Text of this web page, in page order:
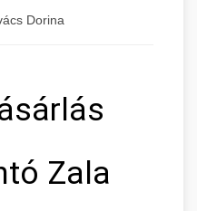
Dorina
Zala